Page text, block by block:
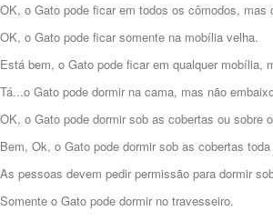
OK, o Gato pode ficar em todos os cômodos, mas
OK, o Gato pode ficar somente na mobília velha.
Está bem, o Gato pode ficar em qualquer mobília,
Tá...o Gato pode dormir na cama, mas não
OK, o Gato pode dormir sob as cobertas ou sobre
Bem, Ok, o Gato pode dormir sob as cobertas
As pessoas devem pedir permissão para dormir
Somente o Gato pode dormir no travesseiro.